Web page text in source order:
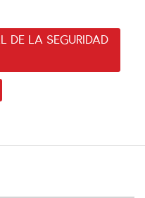
DE LA SEGURIDAD